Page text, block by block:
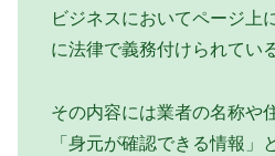
ビジネスにおいてページ上
に法律で義務付けられてい
その内容には業者の名称や
「身元が確認できる情報」